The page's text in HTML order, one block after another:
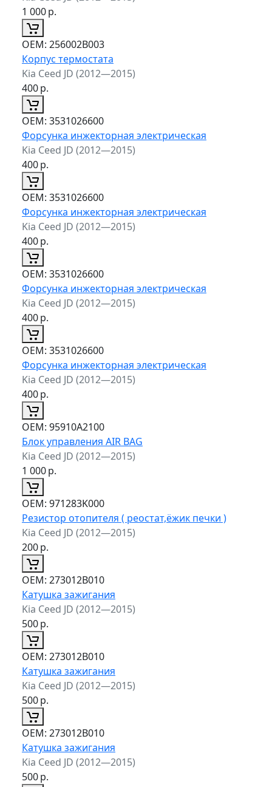
1 000р.
ОЕМ: 256002B003
Корпус термостата
Kia Ceed JD (2012—2015)
400р.
ОЕМ: 3531026600
Форсунка инжекторная электрическая
Kia Ceed JD (2012—2015)
400р.
ОЕМ: 3531026600
Форсунка инжекторная электрическая
Kia Ceed JD (2012—2015)
400р.
ОЕМ: 3531026600
Форсунка инжекторная электрическая
Kia Ceed JD (2012—2015)
400р.
ОЕМ: 3531026600
Форсунка инжекторная электрическая
Kia Ceed JD (2012—2015)
400р.
ОЕМ: 95910A2100
Блок управления AIR BAG
Kia Ceed JD (2012—2015)
1 000р.
ОЕМ: 971283K000
Резистор отопителя ( реостат,ёжик печки )
Kia Ceed JD (2012—2015)
200р.
ОЕМ: 273012B010
Катушка зажигания
Kia Ceed JD (2012—2015)
500р.
ОЕМ: 273012B010
Катушка зажигания
Kia Ceed JD (2012—2015)
500р.
ОЕМ: 273012B010
Катушка зажигания
Kia Ceed JD (2012—2015)
500р.